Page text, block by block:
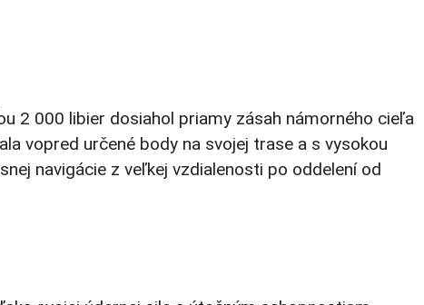
2 000 libier dosiahol priamy zásah námorného cieľa
vopred určené body na svojej trase a s vysokou
navigácie z veľkej vzdialenosti po oddelení od